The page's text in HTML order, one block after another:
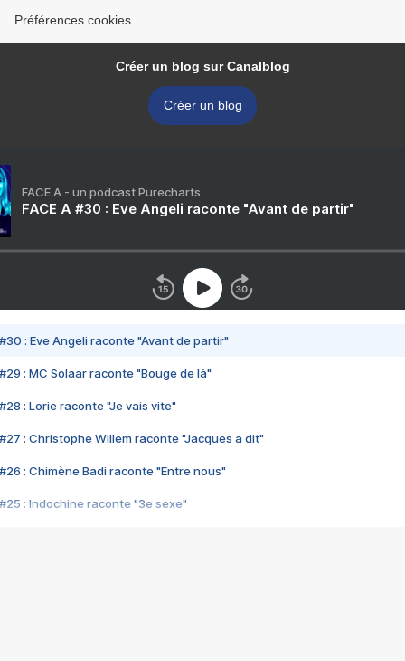
Préférences cookies
Créer un blog sur Canalblog
Créer un blog
FACE A - un podcast Purecharts
FACE A #30 : Eve Angeli raconte "Avant de partir"
#30 : Eve Angeli raconte "Avant de partir"
#29 : MC Solaar raconte "Bouge de là"
#28 : Lorie raconte "Je vais vite"
#27 : Christophe Willem raconte "Jacques a dit"
#26 : Chimène Badi raconte "Entre nous"
#25 : Indochine raconte "3e sexe"